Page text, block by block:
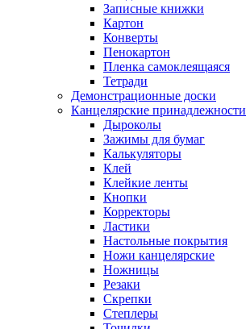
Записные книжки
Картон
Конверты
Пенокартон
Пленка самоклеящаяся
Тетради
Демонстрационные доски
Канцелярские принадлежности
Дыроколы
Зажимы для бумаг
Калькуляторы
Клей
Клейкие ленты
Кнопки
Корректоры
Ластики
Настольные покрытия
Ножи канцелярские
Ножницы
Резаки
Скрепки
Степлеры